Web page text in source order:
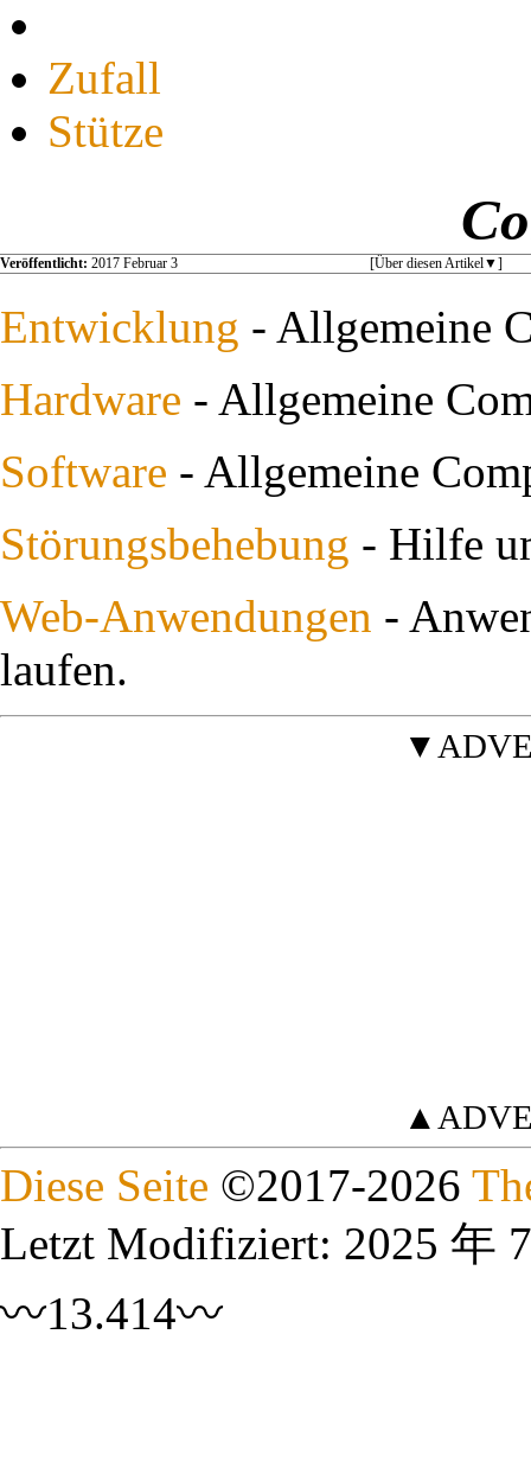
Zufall
Stütze
Veröffentlicht: 2017 Februar 3 [Über diesen Artikel ]
Entwicklung - Allgemeine
Hardware - Allgemeine
Software - Allgemeine
Störungsbehebung - Hilfe
Web-Anwendungen -
laufen.
Diese Seite ©2017-2026
Letzt Modifiziert: 2025 年
〰13.414〰